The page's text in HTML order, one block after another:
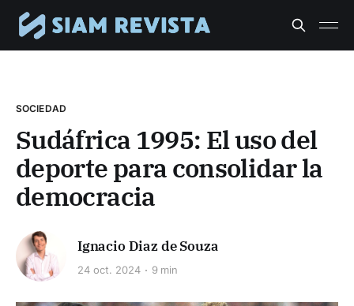
SOCIEDAD
Sudáfrica 1995: El uso del
deporte para consolidar la
democracia
Ignacio Diaz de Souza
24 oct. 2024 9 min